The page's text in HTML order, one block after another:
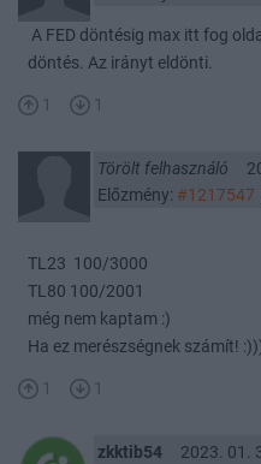
A FED döntésig max itt fog
döntés. Az irányt eldönti.
1 1
Törölt felhasználó
Előzmény: #1217547
TL23 100/3000
TL80 100/2001
még nem kaptam :)
Ha ez merészségnek számít!
1 1
zkktib54 2023. 01.